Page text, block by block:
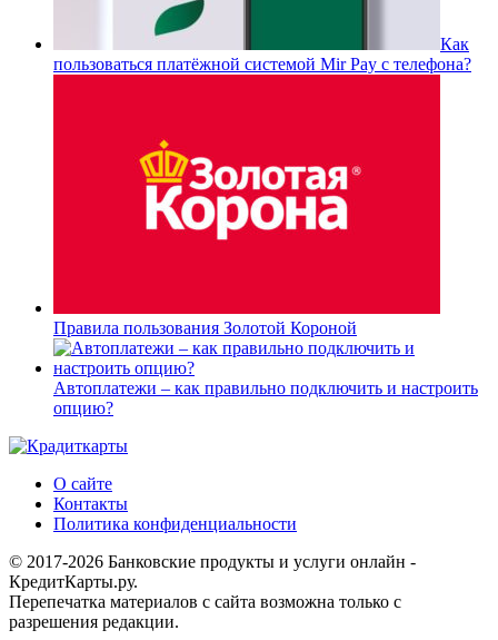
Как
пользоваться платёжной системой Mir Pay с телефона?
Правила пользования Золотой Короной
Автоплатежи – как правильно подключить и настроить
опцию?
О сайте
Контакты
Политика конфиденциальности
© 2017-2026 Банковские продукты и услуги онлайн -
КредитКарты.ру.
Перепечатка материалов с сайта возможна только с
разрешения редакции.